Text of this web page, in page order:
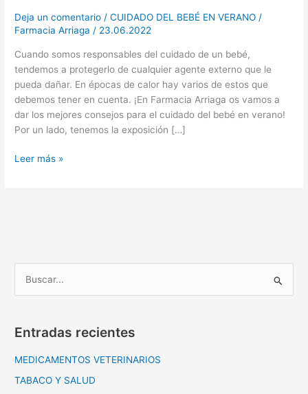
Deja un comentario /CUIDADO DEL BEBÉ EN VERANO /
Farmacia Arriaga/ 23.06.2022
Cuando somos responsables del cuidado de un bebé,
tendemos a protegerlo de cualquier agente externo que le
pueda dañar. En épocas de calor hay varios de estos que
debemos tener en cuenta. ¡En Farmacia Arriaga os vamos a
dar los mejores consejos para el cuidado del bebé en verano!
Por un lado, tenemos la exposición […]
BEBÉ
EN
Leer más »
c
a
r
Entradas recientes
MEDICAMENTOS VETERINARIOS
TABACO Y SALUD